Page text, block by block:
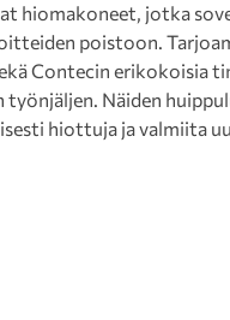
hiomakoneet, jotka
poistoon.
Contecin erikokoisia
Näiden
hiottuja ja valmiita